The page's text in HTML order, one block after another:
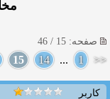
صفحه: 15 / 46
<<
1
...
14
15
کاربر